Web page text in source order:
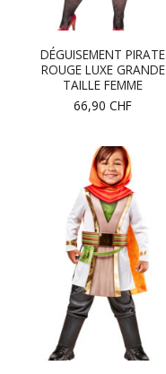
DÉGUISEMENT PIRATE
ROUGE LUXE GRANDE
TAILLE FEMME
66,90 CHF